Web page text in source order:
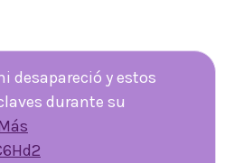
desapareció y estos
durante su